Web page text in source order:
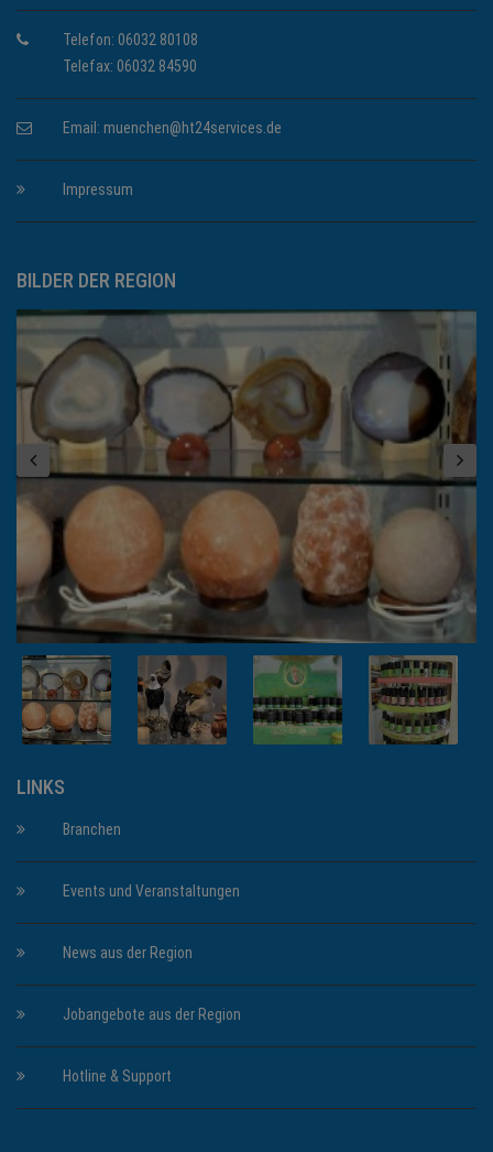
Telefon: 06032 80108
Telefax: 06032 84590
Email: muenchen@ht24services.de
Impressum
BILDER DER REGION
LINKS
Branchen
Events und Veranstaltungen
News aus der Region
Jobangebote aus der Region
Hotline & Support